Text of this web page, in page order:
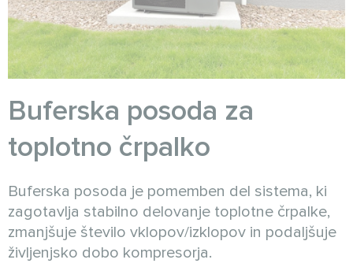
Buferska posoda za
toplotno črpalko
Buferska posoda je pomemben del sistema, ki
zagotavlja stabilno delovanje toplotne črpalke,
zmanjšuje število vklopov/izklopov in podaljšuje
življenjsko dobo kompresorja.